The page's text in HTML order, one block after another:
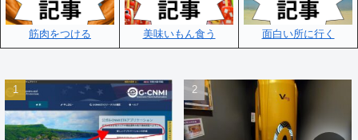
筋肉をつける 美味いもん食う 面白い所に行く